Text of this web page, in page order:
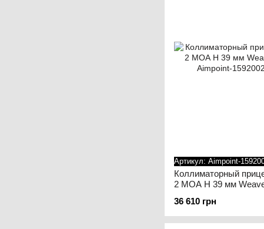
Артикул: Aimpoint-
Коллиматорный
2 МОА H 39 мм
36 610 грн